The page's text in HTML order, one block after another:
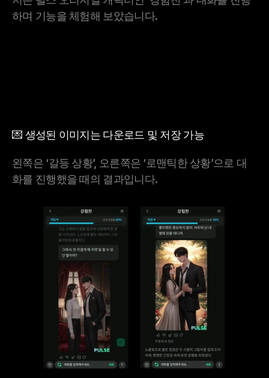
하며 기능을 체험해 보았습니다.
💌 생성된 이미지는 다운로드 및 저장 가능
왼쪽은 ‘갈등 상황’, 오른쪽은 ‘로맨틱한 상황’으로 대
화를 진행했을 때의 결과입니다.